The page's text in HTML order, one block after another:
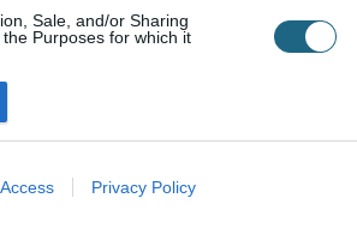
Sale, and/or Sharing
Purposes for which it
Privacy Policy
Σεμινάρια Spa Management
Σεμινάρια Αισθητικής
Ονυχοπλαστική